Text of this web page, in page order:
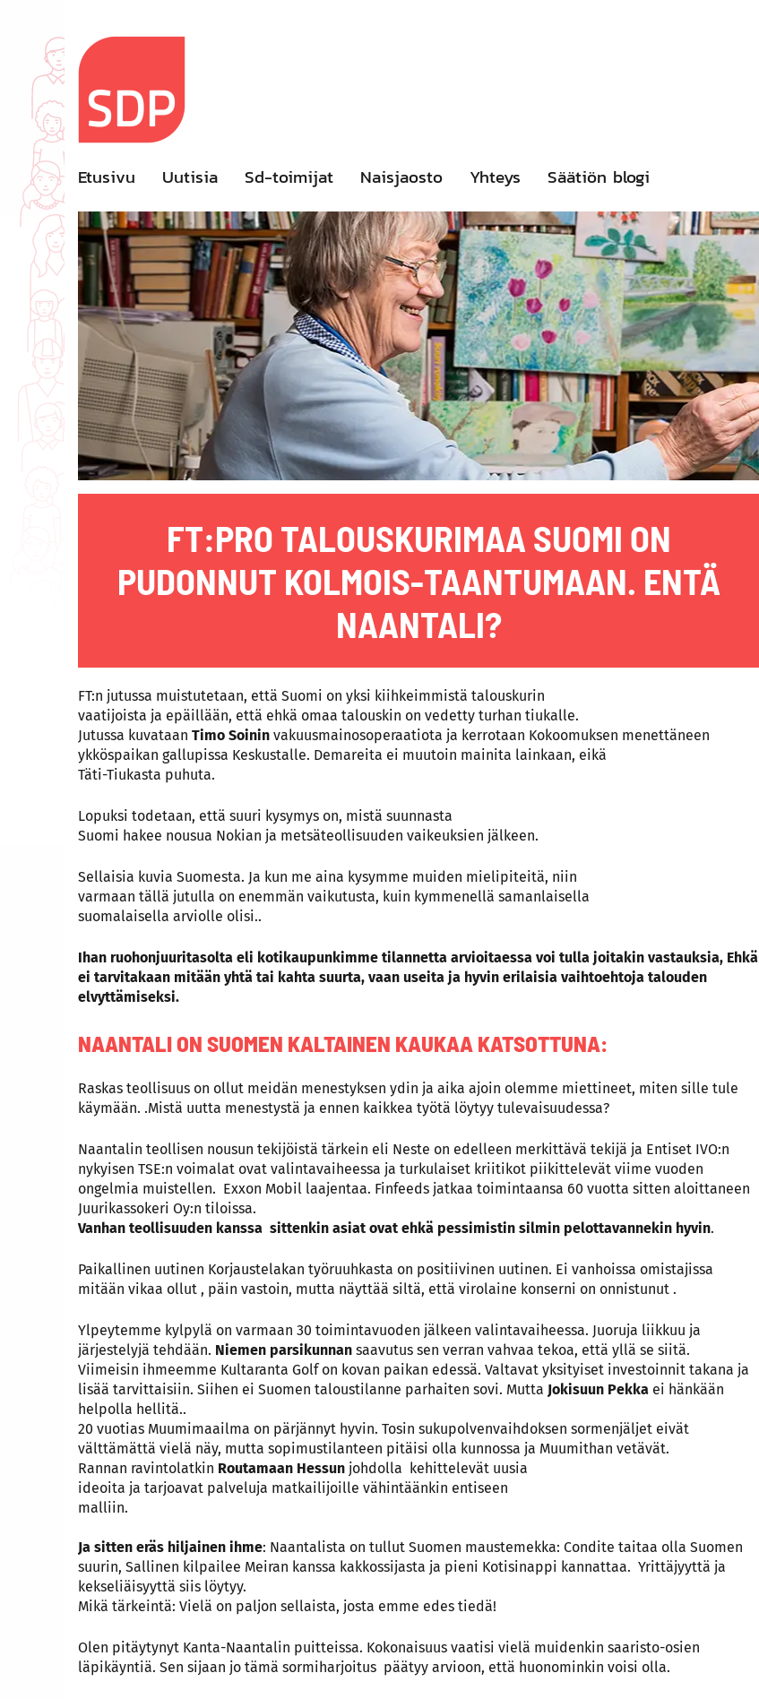
content
Etusivu Uutisia Sd-toimijat Naisjaosto Yhteys Säätiön blogi
FT:PRO TALOUSKURIMAA SUOMI ON
PUDONNUT KOLMOIS-TAANTUMAAN. ENTÄ
NAANTALI?
FT:n jutussa muistutetaan, että Suomi on yksi kiihkeimmistä talouskurin
vaatijoista ja epäillään, että ehkä omaa talouskin on vedetty turhan tiukalle.
Jutussa kuvataan Timo Soinin vakuusmainosoperaatiota ja kerrotaan Kokoomuksen menettäneen
ykköspaikan gallupissa Keskustalle. Demareita ei muutoin mainita lainkaan, eikä
Täti-Tiukasta puhuta.
Lopuksi todetaan, että suuri kysymys on, mistä suunnasta
Suomi hakee nousua Nokian ja metsäteollisuuden vaikeuksien jälkeen.
Sellaisia kuvia Suomesta. Ja kun me aina kysymme muiden mielipiteitä, niin
varmaan tällä jutulla on enemmän vaikutusta, kuin kymmenellä samanlaisella
suomalaisella arviolle olisi..
Ihan ruohonjuuritasolta eli kotikaupunkimme tilannetta arvioitaessa voi tulla joitakin vastauksia, Ehkä
ei tarvitakaan mitään yhtä tai kahta suurta, vaan useita ja hyvin erilaisia vaihtoehtoja talouden
elvyttämiseksi.
NAANTALI ON SUOMEN KALTAINEN KAUKAA KATSOTTUNA:
Raskas teollisuus on ollut meidän menestyksen ydin ja aika ajoin olemme miettineet, miten sille tule
käymään. .Mistä uutta menestystä ja ennen kaikkea työtä löytyy tulevaisuudessa?
Naantalin teollisen nousun tekijöistä tärkein eli Neste on edelleen merkittävä tekijä ja Entiset IVO:n
nykyisen TSE:n voimalat ovat valintavaiheessa ja turkulaiset kriitikot piikittelevät viime vuoden
ongelmia muistellen. Exxon Mobil laajentaa. Finfeeds jatkaa toimintaansa 60 vuotta sitten aloittaneen
Juurikassokeri Oy:n tiloissa.
Vanhan teollisuuden kanssa sittenkin asiat ovat ehkä pessimistin silmin pelottavannekin hyvin.
Paikallinen uutinen Korjaustelakan työruuhkasta on positiivinen uutinen. Ei vanhoissa omistajissa
mitään vikaa ollut , päin vastoin, mutta näyttää siltä, että virolaine konserni on onnistunut .
Ylpeytemme kylpylä on varmaan 30 toimintavuoden jälkeen valintavaiheessa. Juoruja liikkuu ja
järjestelyjä tehdään. Niemen parsikunnan saavutus sen verran vahvaa tekoa, että yllä se siitä.
Viimeisin ihmeemme Kultaranta Golf on kovan paikan edessä. Valtavat yksityiset investoinnit takana ja
lisää tarvittaisiin. Siihen ei Suomen taloustilanne parhaiten sovi. Mutta Jokisuun Pekka ei hänkään
helpolla hellitä..
20 vuotias Muumimaailma on pärjännyt hyvin. Tosin sukupolvenvaihdoksen sormenjäljet eivät
välttämättä vielä näy, mutta sopimustilanteen pitäisi olla kunnossa ja Muumithan vetävät.
Rannan ravintolatkin Routamaan Hessun johdolla kehittelevät uusia
ideoita ja tarjoavat palveluja matkailijoille vähintäänkin entiseen
malliin.
Ja sitten eräs hiljainen ihme: Naantalista on tullut Suomen maustemekka: Condite taitaa olla Suomen
suurin, Sallinen kilpailee Meiran kanssa kakkossijasta ja pieni Kotisinappi kannattaa. Yrittäjyyttä ja
kekseliäisyyttä siis löytyy.
Mikä tärkeintä: Vielä on paljon sellaista, josta emme edes tiedä!
Olen pitäytynyt Kanta-Naantalin puitteissa. Kokonaisuus vaatisi vielä muidenkin saaristo-osien
läpikäyntiä. Sen sijaan jo tämä sormiharjoitus päätyy arvioon, että huonominkin voisi olla.